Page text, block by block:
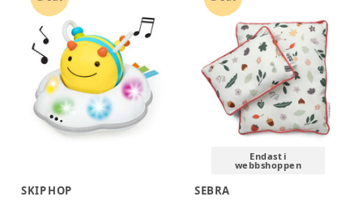
SKIP HOP
Endast i
webbshoppen
SEBRA